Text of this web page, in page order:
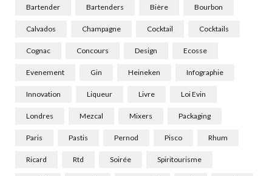
Bartender Bartenders Bière Bourbon
Calvados Champagne Cocktail Cocktails
Cognac Concours Design Ecosse
Evenement Gin Heineken Infographie
Innovation Liqueur Livre Loi Evin
Londres Mezcal Mixers Packaging
Paris Pastis Pernod Pisco Rhum
Ricard Rtd Soirée Spiritourisme